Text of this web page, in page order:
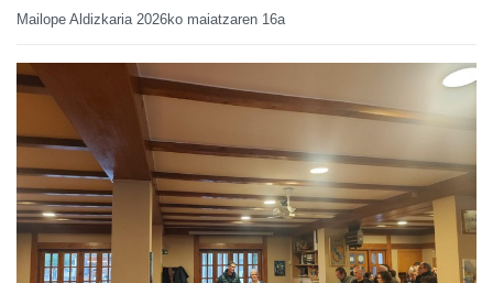
Mailope Aldizkaria 2026ko maiatzaren 16a